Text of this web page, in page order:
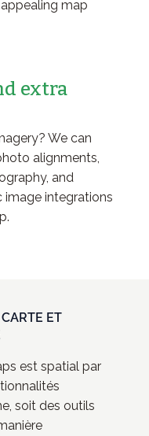
map
extra
We can
alignments,
and
image integrations
ET
est spatial par
soit des outils